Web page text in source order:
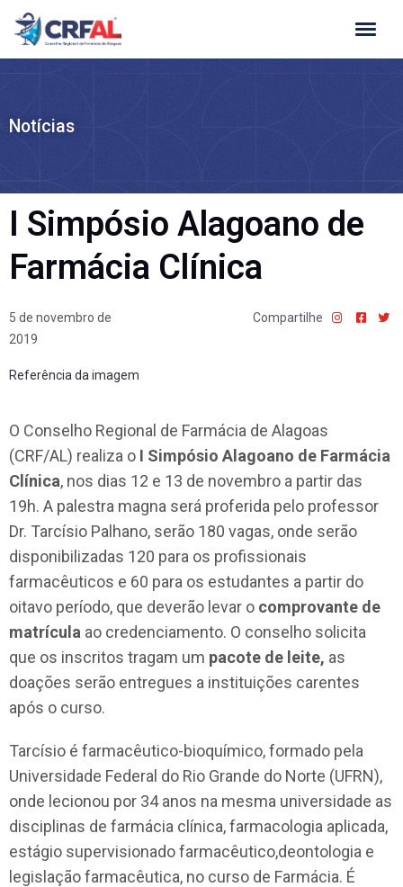
Ir
para
Notícias
I Simpósio Alagoano de
Farmácia Clínica
5 de novembro de
2019
Compartilhe
Referência da imagem
O Conselho Regional de Farmácia de Alagoas
(CRF/AL) realiza o I Simpósio Alagoano de Farmácia
Clínica, nos dias 12 e 13 de novembro a partir das
19h. A palestra magna será proferida pelo professor
Dr. Tarcísio Palhano, serão 180 vagas, onde serão
disponibilizadas 120 para os profissionais
farmacêuticos e 60 para os estudantes a partir do
oitavo período, que deverão levar o comprovante de
matrícula ao credenciamento. O conselho solicita
que os inscritos tragam um pacote de leite, as
doações serão entregues a instituições carentes
após o curso.
Tarcísio é farmacêutico-bioquímico, formado pela
Universidade Federal do Rio Grande do Norte (UFRN),
onde lecionou por 34 anos na mesma universidade as
disciplinas de farmácia clínica, farmacologia aplicada,
estágio supervisionado farmacêutico,deontologia e
legislação farmacêutica, no curso de Farmácia. É